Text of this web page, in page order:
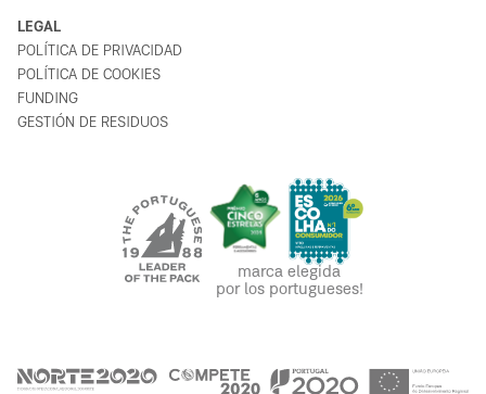
LEGAL
POLÍTICA DE PRIVACIDAD
POLÍTICA DE COOKIES
FUNDING
GESTIÓN DE RESIDUOS
marca elegida
por los portugueses!